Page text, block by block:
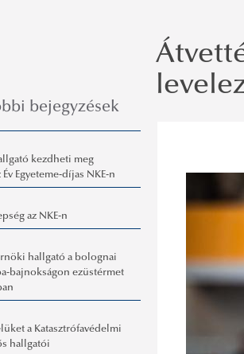
bejegyzések
kezdheti meg
Egyeteme-díjas NKE-n
az NKE-n
hallgató a bolognai
bajnokságon ezüstérmet
a Katasztrófavédelmi
hallgatói